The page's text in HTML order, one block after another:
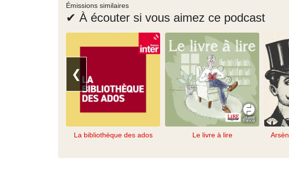
Émissions similaires
✔ À écouter si vous aimez ce podcast
❮
La bibliothèque des ados Le livre à lire